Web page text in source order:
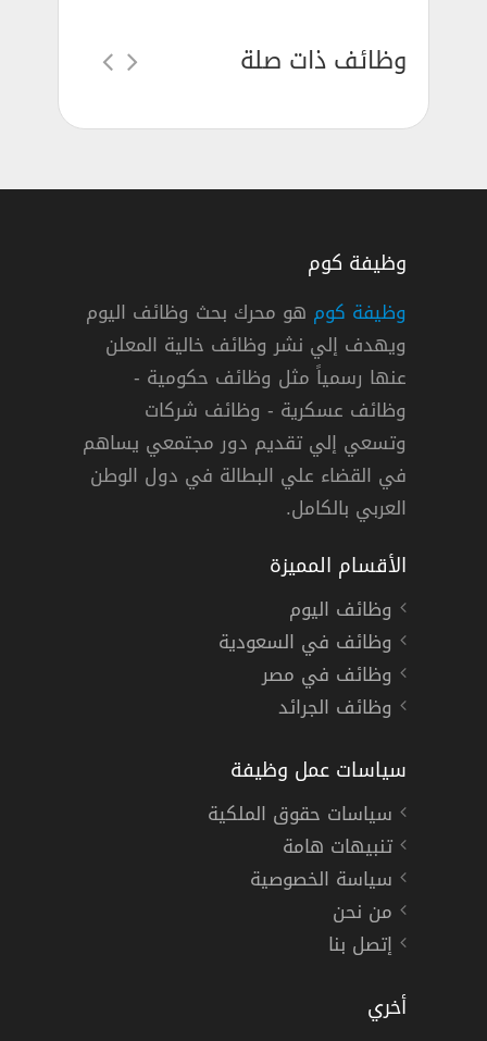
وظائف ذات صلة
دوام كامل
وظيفة كوم
وظيفة كوم هو محرك بحث وظائف اليوم
ويهدف إلي نشر وظائف خالية المعلن
عنها رسمياً مثل وظائف حكومية -
وظائف عسكرية - وظائف شركات
وتسعي إلي تقديم دور مجتمعي يساهم
في القضاء علي البطالة في دول الوطن
العربي بالكامل.
الأقسام المميزة
وظائف اليوم
وظائف في السعودية
وظائف في مصر
وظائف الجرائد
سياسات عمل وظيفة
سياسات حقوق الملكية
تنبيهات هامة
سياسة الخصوصية
من نحن
إتصل بنا
أخري